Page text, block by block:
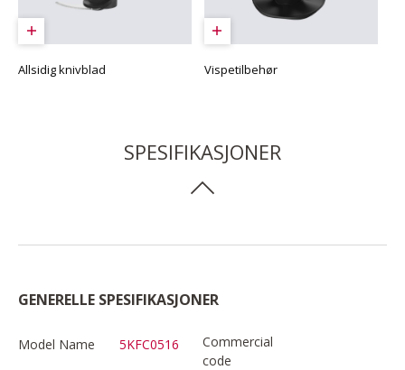
Allsidig knivblad Vispetilbehør
SPESIFIKASJONER
GENERELLE SPESIFIKASJONER
Model Name 5KFC0516
Commercial
code